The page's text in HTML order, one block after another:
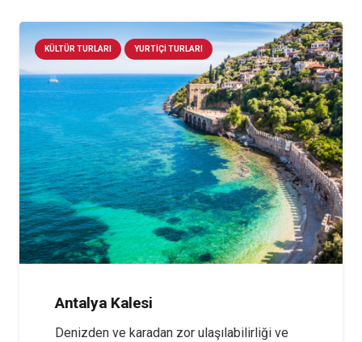
KÜLTÜR TURLARI YURTIÇI TURLARI
Antalya Kalesi
Denizden ve karadan zor ulaşılabilirliği ve